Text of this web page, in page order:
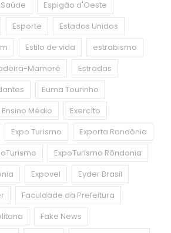
Espigão d'Oeste
Esporte
Estados Unidos
Estilo de vida
estrabismo
Mamoré
Estradas
Euma Tourinho
Médio
Exercíto
Expo Turismo
Exporta Rondônia
ExpoTurismo Rôndonia
Expovel
Eyder Brasil
Faculdade da Prefeitura
Fake News